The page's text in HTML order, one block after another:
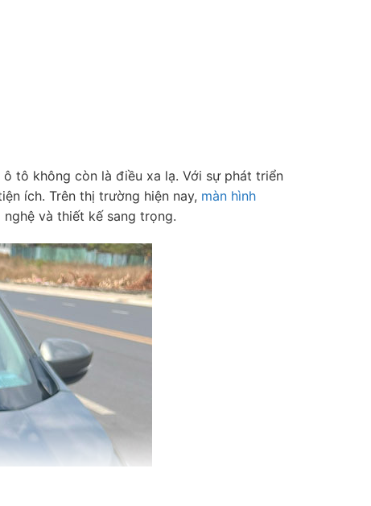
tô không còn là điều xa lạ. Với sự phát triển
ích. Trên thị trường hiện nay, màn hình
và thiết kế sang trọng.